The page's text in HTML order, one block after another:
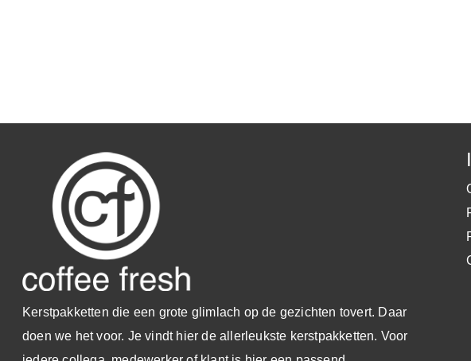
Kerstpakketten die een grote glimlach op de gezichten tovert. Daar
doen we het voor. Je vindt hier de allerleukste kerstpakketten. Voor